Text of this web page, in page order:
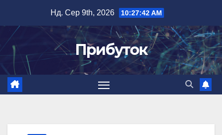
вмісту
Нд. Сер 9th, 2026 10:27:42 AM
Прибуток